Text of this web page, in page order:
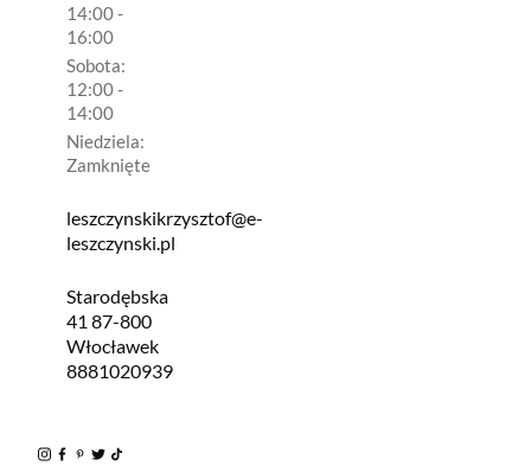
14:00 -
16:00
Sobota:
12:00 -
14:00
Niedziela:
Zamknięte
leszczynskikrzysztof@e-
leszczynski.pl
Starodębska
41 87-800
Włocławek
8881020939